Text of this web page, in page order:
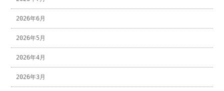
2026年6月
2026年5月
2026年4月
2026年3月